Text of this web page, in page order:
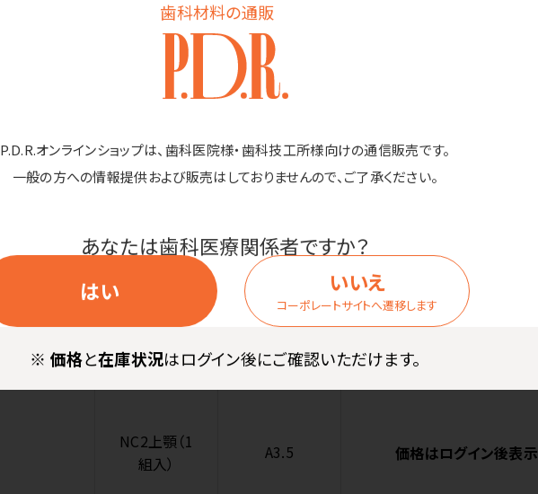
歯科材料の通販
P.D.R.オンラインショップは、歯科医院様・歯科技工所様向けの通信販売です。
一般の方への情報提供および販売はしておりませんので、ご了承ください。
あなたは歯科医療関係者ですか？
はい
いいえ
コーポレートサイトへ遷移します
※ 価格と在庫状況はログイン後にご確認いただけます。
NC1下顎（1
組入）
A3.5
NC2上顎（1
組入）
A2 価格はログイン後表示
A3 価格はログイン後表示
NC2上顎（1
組入）
A3.5 価格はログイン後表示